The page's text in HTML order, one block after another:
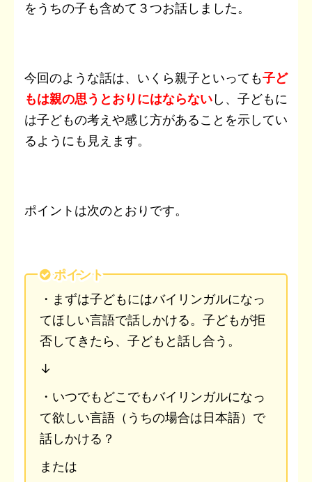
をうちの子も含めて３つお話しました。
今回のような話は、いくら親子といっても子ど
もは親の思うとおりにはならないし、子どもに
は子どもの考えや感じ方があることを示してい
るようにも見えます。
ポイントは次のとおりです。
ポイント
・まずは子どもにはバイリンガルになっ
てほしい言語で話しかける。子どもが拒
否してきたら、子どもと話し合う。
↓
・ いつでもどこでもバイリンガルになっ
て欲しい言語（うちの場合は日本語）で
話しかける？
または